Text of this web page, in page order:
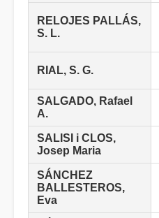
RELOJES PALLÁS,
S. L.
RIAL, S. G.
SALGADO, Rafael
A.
SALISI i CLOS,
Josep Maria
SÁNCHEZ
BALLESTEROS,
Eva